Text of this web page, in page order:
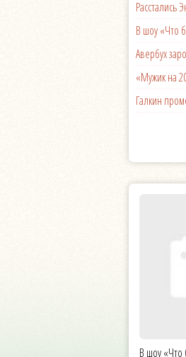
Расстались
В шоу «Что
Авербух
«Мужик на
Галкин
В шоу